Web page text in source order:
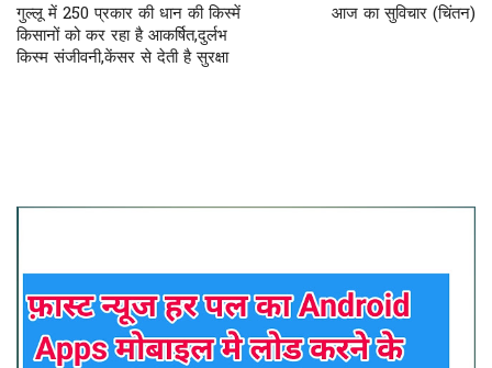
गुल्लू में 250 प्रकार की धान की किस्में
किसानों को कर रहा है आकर्षित,दुर्लभ
किस्म संजीवनी,केंसर से देती है सुरक्षा
आज का सुविचार (चिंतन)